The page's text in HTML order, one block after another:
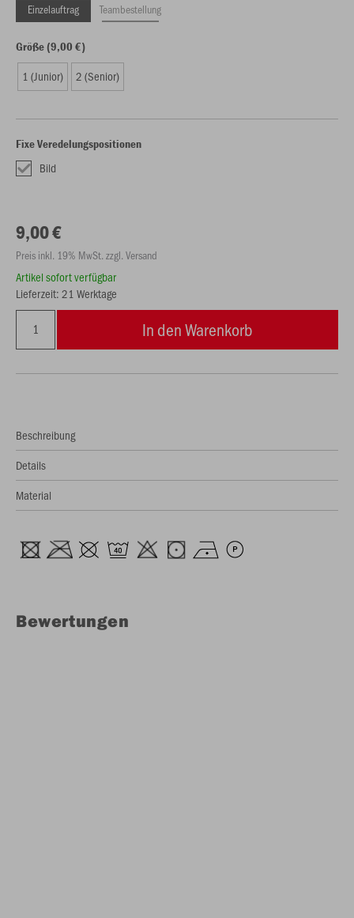
Einzelauftrag Teambestellung
Größe (9,00 €)
1 (Junior) 2 (Senior)
Fixe Veredelungspositionen
Bild
9,00 €
Preis inkl. 19% MwSt. zzgl. Versand
Artikel sofort verfügbar
Lieferzeit: 21 Werktage
In den Warenkorb
Beschreibung
Details
Material
Bewertungen